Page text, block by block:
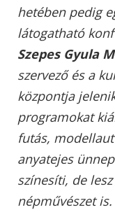
hetében pedig
látogatható
Szepes Gyula
szervező és a
központja
programokat
futás,
anyatejes
színesíti, de
népművészet is.